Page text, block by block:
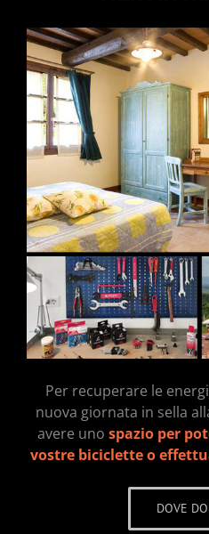
Per recuperare le
nuova giornata in sella
avere uno spazio per
vostre biciclette o
DOVE